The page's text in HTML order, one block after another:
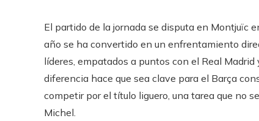
El partido de la jornada se disputa en Montjuïc
año se ha convertido en un enfrentamiento
líderes, empatados a puntos con el Real
diferencia hace que sea clave para el Barça
competir por el título liguero, una tarea que no
Michel.